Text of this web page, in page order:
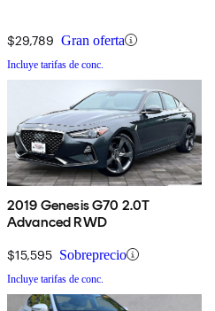
$29,789 Gran oferta
Incluye tarifas de conc.
2019 Genesis G70 2.0T
Advanced RWD
$15,595 Sobreprecio
Incluye tarifas de conc.